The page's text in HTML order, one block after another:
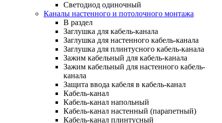
Светодиод одиночный
Каналы настенного и потолочного монтажа
В раздел
Заглушка для кабель-канала
Заглушка для настенного кабель-канала
Заглушка для плинтусного кабель-канала
Зажим кабельный для кабель-канала
Зажим кабельный для настенного кабель-
канала
Защита ввода кабеля в кабель-канал
Кабель-канал
Кабель-канал напольный
Кабель-канал настенный (парапетный)
Кабель-канал плинтусный